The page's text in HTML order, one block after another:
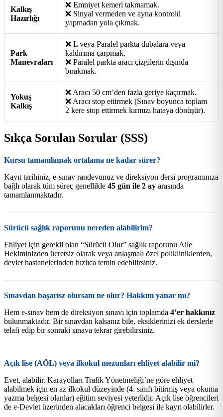
Kalkış
Hazırlığı
❌ Emniyet kemeri takmamak.
❌ Sinyal vermeden ve ayna kontrolü
yapmadan yola çıkmak.
Park
Manevraları
❌ L veya Paralel parkta dubalara veya
kaldırıma çarpmak.
❌ Paralel parkta aracı çizgilerin dışında
bırakmak.
Yokuş
Kalkış
❌ Aracı 50 cm’den fazla geriye kaçırmak.
❌ Aracı stop ettirmek (Sınav boyunca toplam
2 kere stop ettirmek kırmızı hataya dönüşür).
Sıkça Sorulan Sorular (SSS)
Kursu tamamlamak ortalama ne kadar sürer?
Kayıt tarihiniz, e-sınav randevunuz ve direksiyon dersi programınıza
bağlı olarak tüm süreç genellikle 45 gün ile 2 ay arasında
tamamlanmaktadır.
Sürücü sağlık raporunu nereden alabilirim?
Ehliyet için gerekli olan “Sürücü Olur” sağlık raporunu Aile
Hekiminizden ücretsiz olarak veya anlaşmalı özel polikliniklerden,
devlet hastanelerinden hızlıca temin edebilirsiniz.
Sınavdan başarısz olursam ne olur? Hakkım yanar mı?
Hem e-sınav hem de direksiyon sınavı için toplamda 4’er hakkınız
bulunmaktadır. Bir sınavdan kalsanız bile, eksiklerinizi ek derslerle
telafi edip bir sonraki sınava tekrar girebilirsiniz.
Açık lise (AÖL) veya ilkokul mezunları ehliyet alabilir mi?
Evet, alabilir. Karayolları Trafik Yönetmeliği’ne göre ehliyet
alabilmek için en az ilkokul düzeyinde (4. sınıfı bitirmiş veya okuma
yazma belgesi olanlar) eğitim seviyesi yeterlidir. Açık lise öğrencileri
de e-Devlet üzerinden alacakları öğrenci belgesi ile kayıt olabilirler.